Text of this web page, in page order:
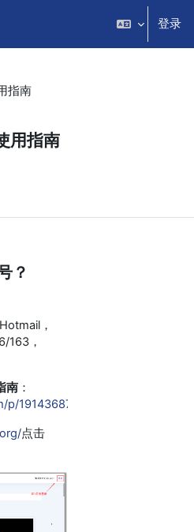
登录
指南
用指南
？
，
163，
南 ：
1914368734669309671
点击